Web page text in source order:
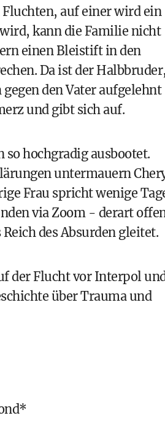
auf einer wird ein
kann die Familie nicht
einen Bleistift in den
Da ist der Halbbruder,
den Vater aufgelehnt
und gibt sich auf.
hochgradig ausbootet.
untermauern
Frau spricht wenige
via Zoom - derart
des Absurden gleitet.
der Flucht vor Interpol
über Trauma und
*